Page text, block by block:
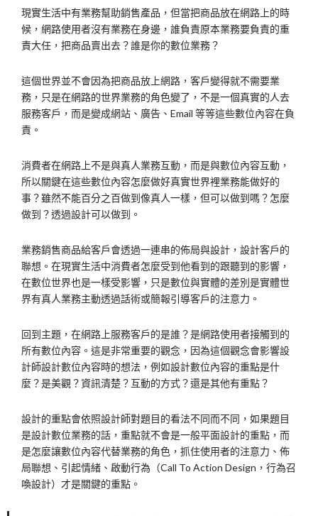
現實生活中有業務幫助銷售產品，但當把商品放在網路上的時
候，網路使用者沒有業務在身邊，誰負責原本業務要負責的重
責大任，把商品賣出去？誰是你的數位業務？
這個世界並不會因為把商品放上網路，客戶變得就不需要業
務，只是在網路的世界業務的角色變了，不是一個真實的人去
服務客戶，而是變成網站、廣告、Email 等等這些數位內容在負
責。
消費者在網路上不是與真人業務互動，而是與數位內容互動，
所以關鍵在這些數位內容怎麼做好真實世界裡業務能做好的
事？雖然不能百分之百做到像真人一樣，但可以做到嗎？怎麼
做到？透過設計可以做到。
業務銷售商品給客戶會透過一連串的佈局與設計，設計客戶的
聯想。在現實生活中消費者怎麼受到他看到的跟聽到的影響，
在數位世界也是一樣受影響，只是數位與實體的差別是實體世
界有真人業務主動透過話術或簡報引導客戶的注意力。
回到主題，在網路上服務客戶的是誰？是網路使用者接觸到的
所有數位內容。這是非常重要的觀念，因為這個觀念會影響設
計師設計數位內容時的想法，例如設計數位內容的重點是什
麼？是美觀？資訊清楚？互動的方式？還是其他有重點？
設計的重點會依照設計師對題目的看法不同而不同，如果題目
是設計數位業務的話，重點就不會是一般平面設計的重點，而
是怎麼讓數位內容代替業務的角色，抓住使用者的注意力、佈
局聯想、引起情緒、啟動行為（Call To Action Design，行為召
喚設計）才是關鍵的重點。